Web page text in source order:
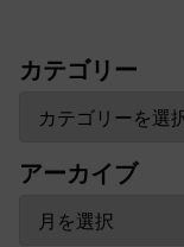
カテゴリー
アーカイブ